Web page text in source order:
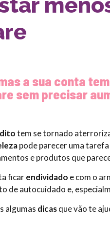
a sua conta
sem precisar
tem se tornado
pode parecer uma
e produtos que
ficarendividado e com o
de autocuidado e,
algumas dicasque vão te